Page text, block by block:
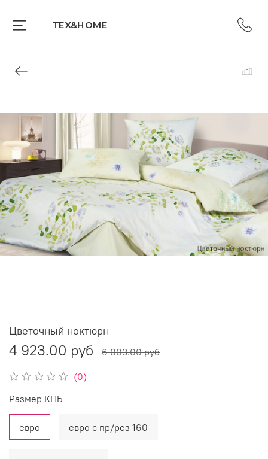
TEX&HOME
(0)
Цветочный ноктюрн
4 923.00 руб 6 003.00 руб
Размер КПБ
евро евро с пр/рез 160